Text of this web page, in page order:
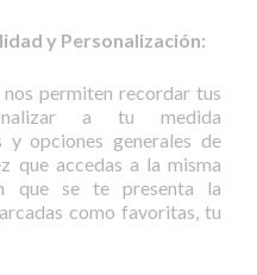
y Personalización:
permiten recordar tus
a tu medida
y opciones generales de
que accedas a la misma
que se te presenta la
como favoritas, tu